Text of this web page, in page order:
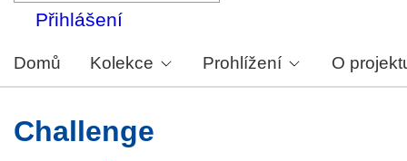
Přihlášení
Domů Kolekce Prohlížení O
Challenge